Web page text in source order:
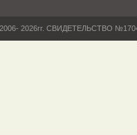
2006- 2026гг. СВИДЕТЕЛЬСТВО